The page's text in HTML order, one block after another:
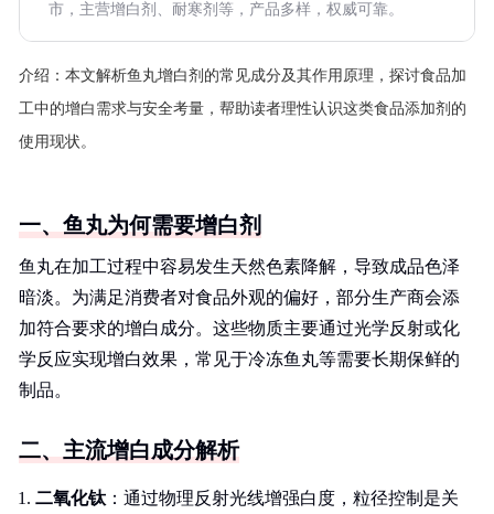
市，主营增白剂、耐寒剂等，产品多样，权威可靠。
介绍： 本文解析鱼丸增白剂的常见成分及其作用原理，探讨食品加
工中的增白需求与安全考量，帮助读者理性认识这类食品添加剂的
使用现状。
一、鱼丸为何需要增白剂
鱼丸在加工过程中容易发生天然色素降解，导致成品色泽
暗淡。为满足消费者对食品外观的偏好，部分生产商会添
加符合要求的增白成分。这些物质主要通过光学反射或化
学反应实现增白效果，常见于冷冻鱼丸等需要长期保鲜的
制品。
二、主流增白成分解析
二氧化钛 ：通过物理反射光线增强白度，粒径控制是关